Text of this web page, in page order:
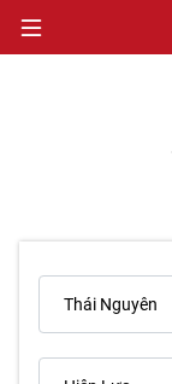
VĂN HÓA
XÃ HỘI